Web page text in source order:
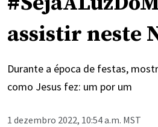
assistir neste
Durante a época de festas,
como Jesus fez: um por um
1 dezembro 2022, 10:54 a.m. MST